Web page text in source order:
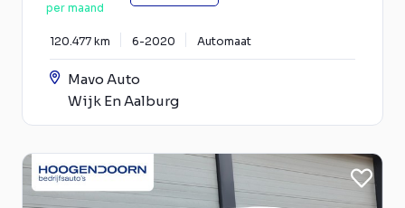
per maand
120.477 km 6-2020 Automaat
Mavo Auto
Wijk En Aalburg